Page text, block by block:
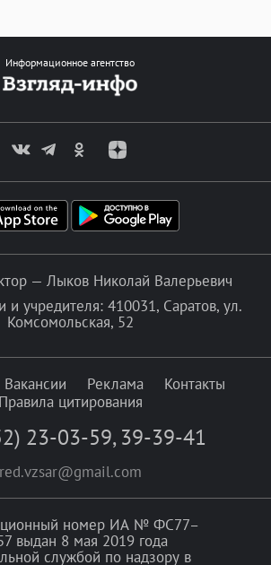
Информационное агентство
— Лыков Николай Валерьевич
и учредителя: 410031, Саратов, ул.
Комсомольская, 52
Вакансии Реклама
Контакты
Правила цитирования
23-03-59, 39-39-41
red.vzsar@gmail.com
номер ИА № ФС77–
выдан 8 мая 2019 года
службой по надзору в